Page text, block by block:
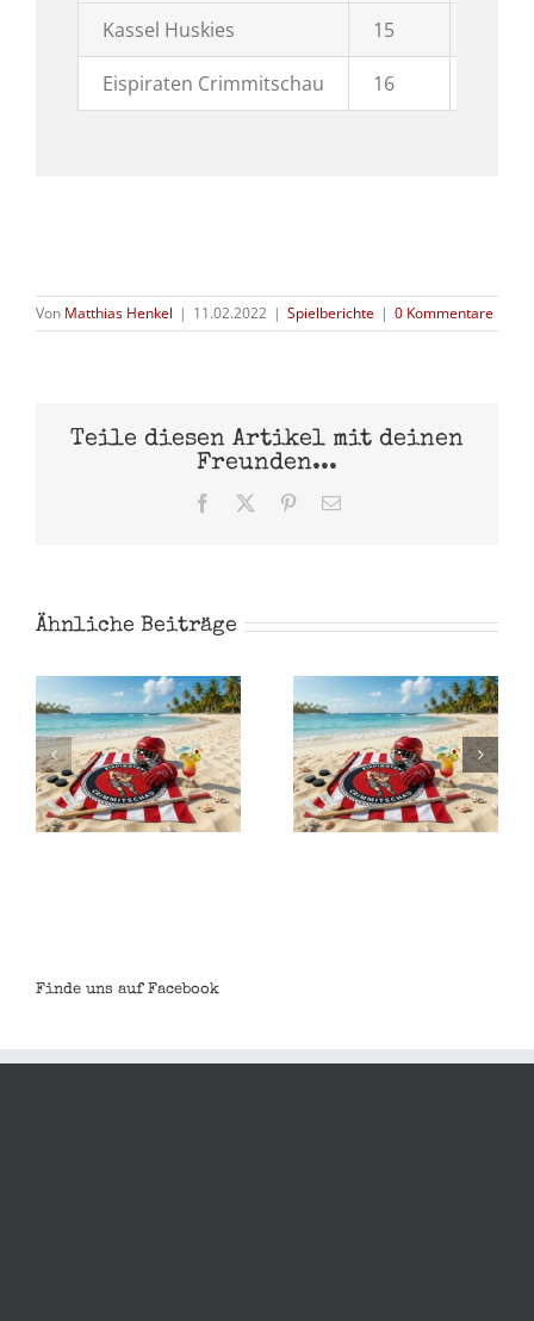
Kassel Huskies 15
Eispiraten Crimmitschau 16
Von Matthias Henkel | 11.02.2022 | Spielberichte | 0 Kommentare
Teile diesen Artikel mit deinen
Freunden...
Facebook Pinterest
E-
Ähnliche Beiträge
Sommerpause!
Eispiraten
Crimmitschau
vs.
Lausitzer
Füchse 2:6
(1:0,0:1,1:5)
Finde uns auf Facebook